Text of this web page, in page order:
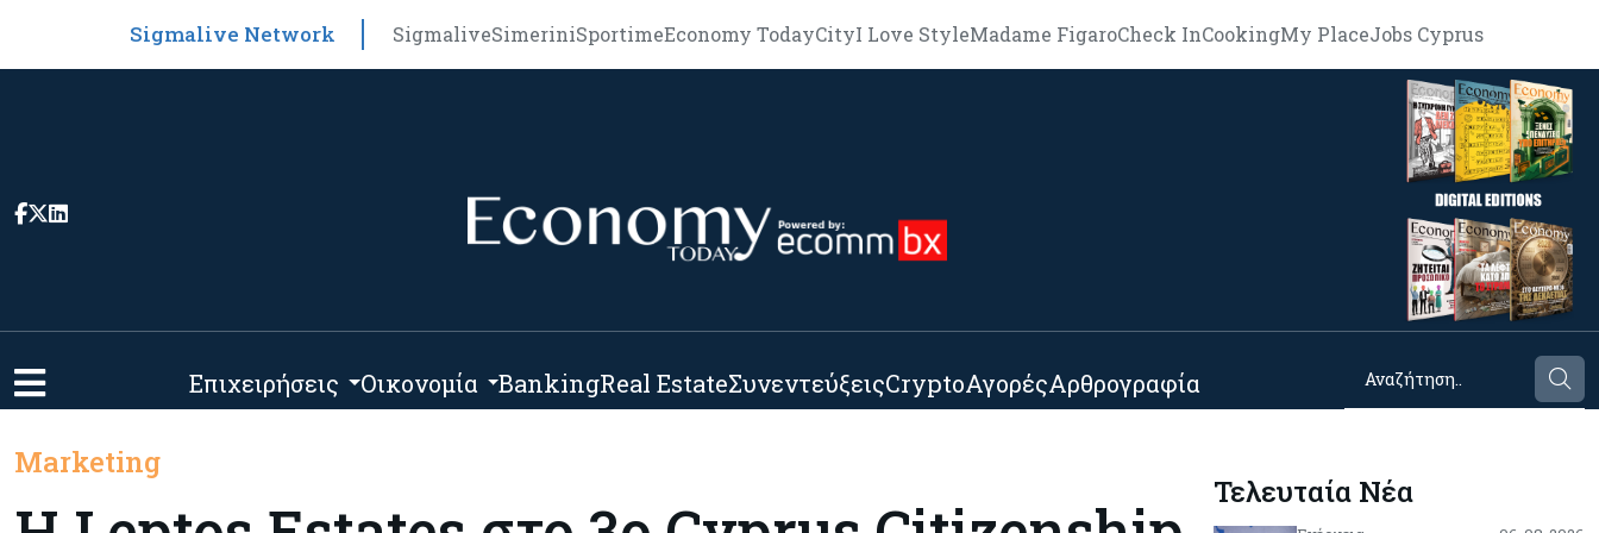
Sigmalive Network SigmaliveSimeriniSportimeEconomy TodayCityI Love StyleMadame FigaroCheck InCookingMy PlaceJobs Cyprus
Επιχειρήσεις Οικονομία BankingReal EstateΣυνεντεύξειςCryptoΑγορέςΑρθρογραφία
Marketing
Τελευταία Νέα